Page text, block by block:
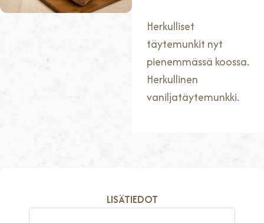
Herkulliset
täytemunkit nyt
pienemmässä koossa.
Herkullinen
vaniljatäytemunkki.
LISÄTIEDOT